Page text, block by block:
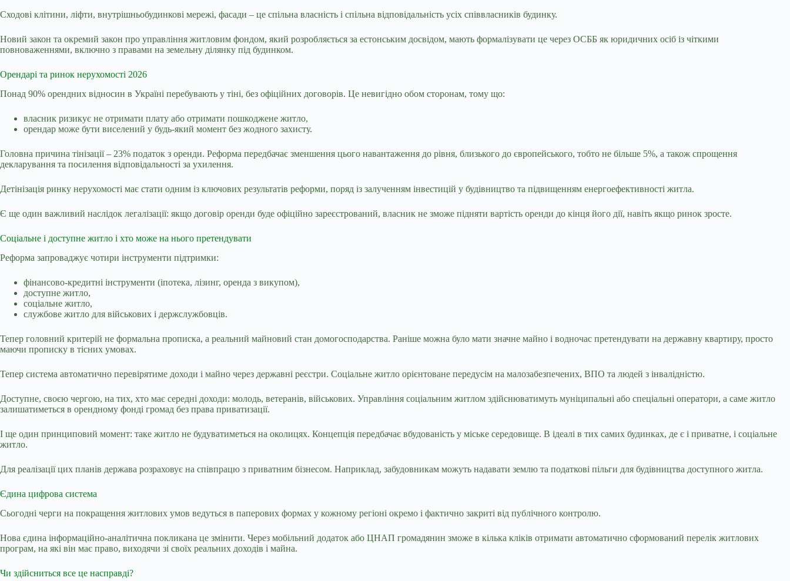
Сходові клітини, ліфти, внутрішньобудинкові мережі, фасади – це спільна власність і спільна відповідальність усіх співвласників будинку.
Новий закон та окремий закон про управління житловим фондом, який розробляється за естонським досвідом, мають формалізувати це через ОСББ як юридичних осіб із чіткими
повноваженнями, включно з правами на земельну ділянку під будинком.
Орендарі та ринок нерухомості 2026
Понад 90% орендних відносин в Україні перебувають у тіні, без офіційних договорів. Це невигідно обом сторонам, тому що:
власник ризикує не отримати плату або отримати пошкоджене житло,
орендар може бути виселений у будь-який момент без жодного захисту.
Головна причина тінізації – 23% податок з оренди. Реформа передбачає зменшення цього навантаження до рівня, близького до європейського, тобто не більше 5%, а також спрощення
декларування та посилення відповідальності за ухилення.
Детінізація ринку нерухомості має стати одним із ключових результатів реформи, поряд із залученням інвестицій у будівництво та підвищенням енергоефективності житла.
Є ще один важливий наслідок легалізації: якщо договір оренди буде офіційно зареєстрований, власник не зможе підняти вартість оренди до кінця його дії, навіть якщо ринок зросте.
Соціальне і доступне житло і хто може на нього претендувати
Реформа запроваджує чотири інструменти підтримки:
фінансово-кредитні інструменти (іпотека, лізинг, оренда з викупом),
доступне житло,
соціальне житло,
службове житло для військових і держслужбовців.
Тепер головний критерій не формальна прописка, а реальний майновий стан домогосподарства. Раніше можна було мати значне майно і водночас претендувати на державну квартиру, просто
маючи прописку в тісних умовах.
Тепер система автоматично перевірятиме доходи і майно через державні реєстри. Соціальне житло орієнтоване передусім на малозабезпечених, ВПО та людей з інвалідністю.
Доступне, своєю чергою, на тих, хто має середні доходи: молодь, ветеранів, військових. Управління соціальним житлом здійснюватимуть муніципальні або спеціальні оператори, а саме житло
залишатиметься в орендному фонді громад без права приватизації.
І ще один принциповий момент: таке житло не будуватиметься на околицях. Концепція передбачає вбудованість у міське середовище. В ідеалі в тих самих будинках, де є і приватне, і соціальне
житло.
Для реалізації цих планів держава розраховує на співпрацю з приватним бізнесом. Наприклад, забудовникам можуть надавати землю та податкові пільги для будівництва доступного житла.
Єдина цифрова система
Сьогодні черги на покращення житлових умов ведуться в паперових формах у кожному регіоні окремо і фактично закриті від публічного контролю.
Нова єдина інформаційно-аналітична покликана це змінити. Через мобільний додаток або ЦНАП громадянин зможе в кілька кліків отримати автоматично сформований перелік житлових
програм, на які він має право, виходячи зі своїх реальних доходів і майна.
Чи здійсниться все це насправді?